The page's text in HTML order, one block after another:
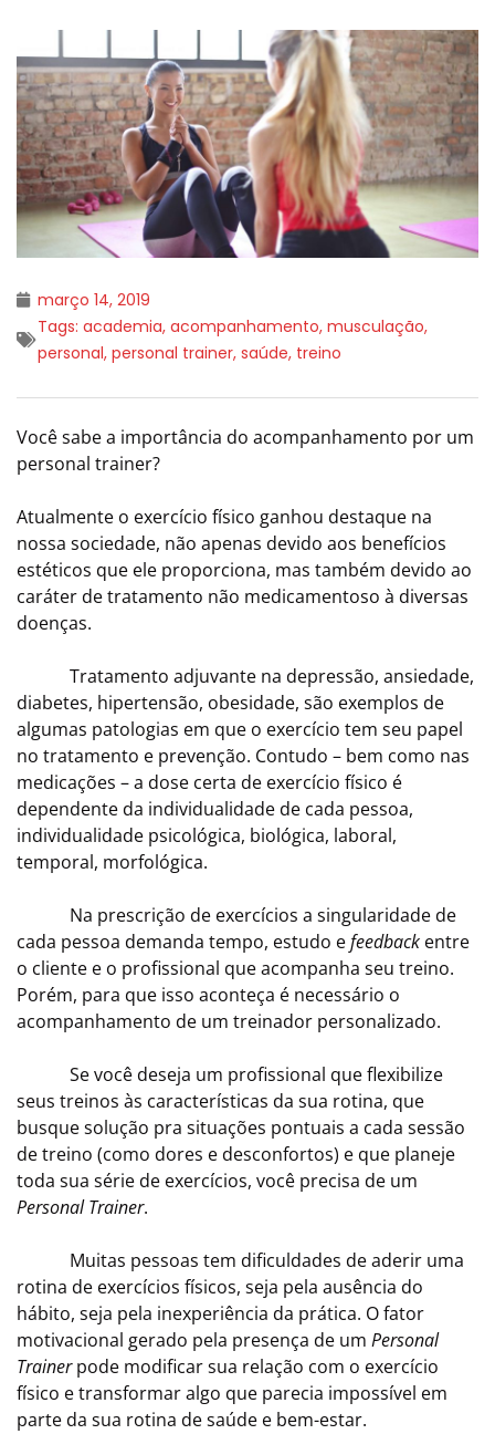
março 14, 2019
Tags: academia, acompanhamento, musculação,
personal, personal trainer, saúde, treino
Você sabe a importância do acompanhamento por um
personal trainer?
Atualmente o exercício físico ganhou destaque na
nossa sociedade, não apenas devido aos benefícios
estéticos que ele proporciona, mas também devido ao
caráter de tratamento não medicamentoso à diversas
doenças.
Tratamento adjuvante na depressão, ansiedade,
diabetes, hipertensão, obesidade, são exemplos de
algumas patologias em que o exercício tem seu papel
no tratamento e prevenção. Contudo – bem como nas
medicações – a dose certa de exercício físico é
dependente da individualidade de cada pessoa,
individualidade psicológica, biológica, laboral,
temporal, morfológica.
Na prescrição de exercícios a singularidade de
cada pessoa demanda tempo, estudo efeedback entre
o cliente e o profissional que acompanha seu treino.
Porém, para que isso aconteça é necessário o
acompanhamento de um treinador personalizado.
Se você deseja um profissional que flexibilize
seus treinos às características da sua rotina, que
busque solução pra situações pontuais a cada sessão
de treino (como dores e desconfortos) e que planeje
toda sua série de exercícios, você precisa de um
Personal Trainer.
Muitas pessoas tem dificuldades de aderir uma
rotina de exercícios físicos, seja pela ausência do
hábito, seja pela inexperiência da prática. O fator
motivacional gerado pela presença de um Personal
Trainerpode modificar sua relação com o exercício
físico e transformar algo que parecia impossível em
parte da sua rotina de saúde e bem-estar.